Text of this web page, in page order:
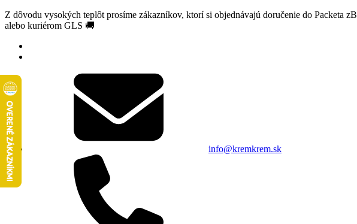
Z dôvodu vysokých teplôt prosíme zákazníkov, ktorí si objednávajú doručenie do Packeta
alebo kuriérom GLS 🚚
info@kremkrem.sk